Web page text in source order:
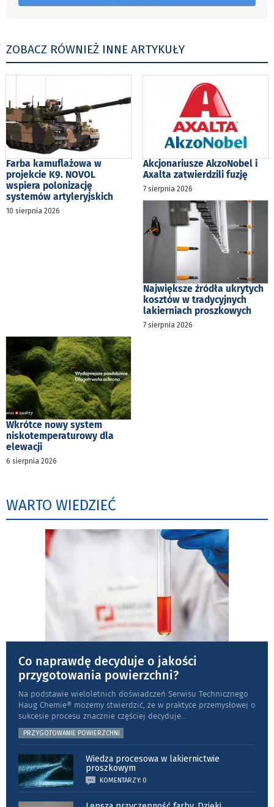
ZOBACZ RÓWNIEŻ INNE ARTYKUŁY
Farba kamuflażowa w
projekcie K9. NOVOL
wspiera polonizację
systemów artyleryjskich
10 sierpnia 2026
Akcjonariusze AkzoNobel i
Axalta zatwierdzili fuzję
7 sierpnia 2026
Największe źródła ukrytych
kosztów w tradycyjnych
lakierniach proszkowych
7 sierpnia 2026
Wkrótce nowy system
niskotemperaturowy dla
elewacji
6 sierpnia 2026
WARTO WIEDZIEĆ
Co naprawdę decyduje o jakości
przygotowania powierzchni?
Na podstawie wieloletnich doświadczeń Serwisu Technicznego
Haug Chemie® możemy stwierdzić, że w praktyce przemysłowej o
sukcesie procesu znacznie częściej decyduje
PRZYGOTOWANIE POWIERZCHNI
Wiedza procesowa w lakiernictwie
proszkowym
KOMENTARZY: 0